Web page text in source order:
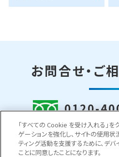
お問合せ・ご
0120-
受付時間 平日
お問い合わせ
「すべての Cookie を受け入れる」を
ゲーションを強化し、サイトの使用
ティング活動を支援するために、デ
ことに同意したことになります。